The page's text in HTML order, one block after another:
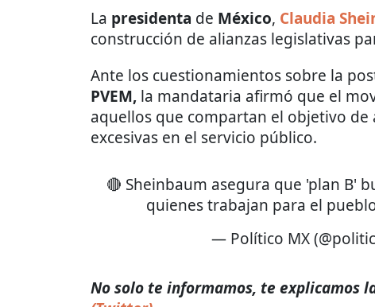
La presidenta de México, Claudia
construcción de alianzas legislativas
Ante los cuestionamientos sobre la
PVEM, la mandataria afirmó que el
aquellos que compartan el objetivo
excesivas en el servicio público.
🔴 Sheinbaum asegura que 'plan B'
quienes trabajan para el
— Político MX
No solo te informamos, te explicamos